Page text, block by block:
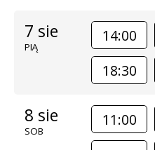
7 sie
PIĄ
14:00
18:30
8 sie
SOB
11:00